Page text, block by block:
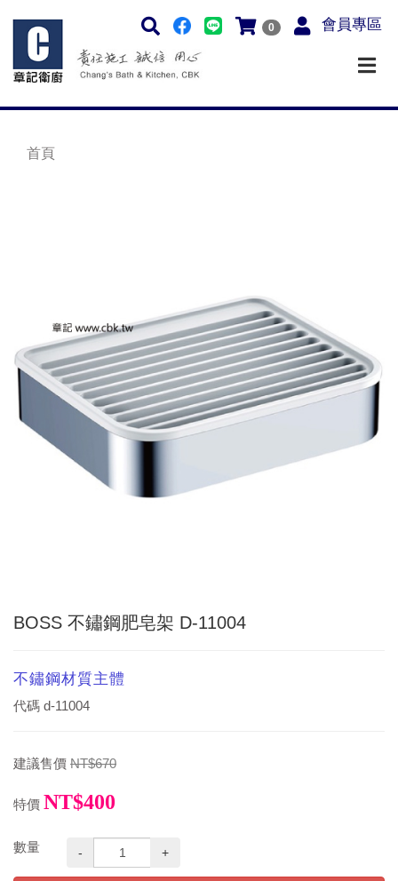
0 會員專區
首頁
BOSS 不鏽鋼肥皂架 D-11004
不鏽鋼材質主體
代碼 d-11004
建議售價 NT$670
特價 NT$400
數量 - +